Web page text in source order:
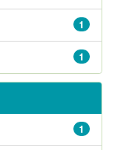
1
1
1